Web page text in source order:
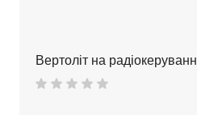
Вертоліт на